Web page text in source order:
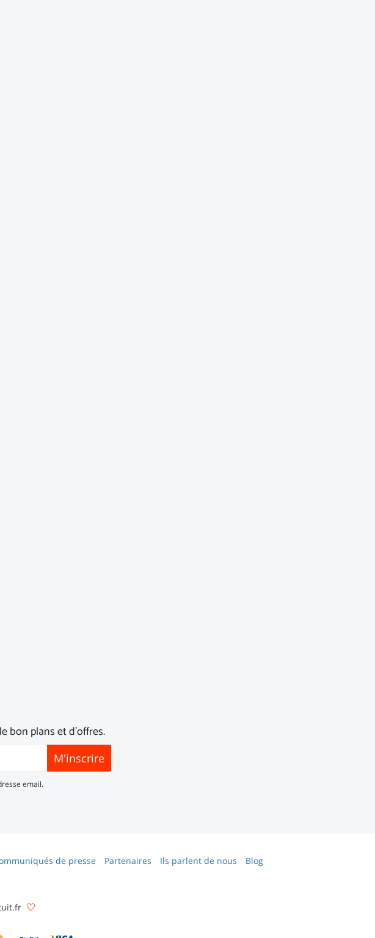
bon plans et d'offres.
M'inscrire
email.
de presse Partenaires Ils parlent de nous
Blog